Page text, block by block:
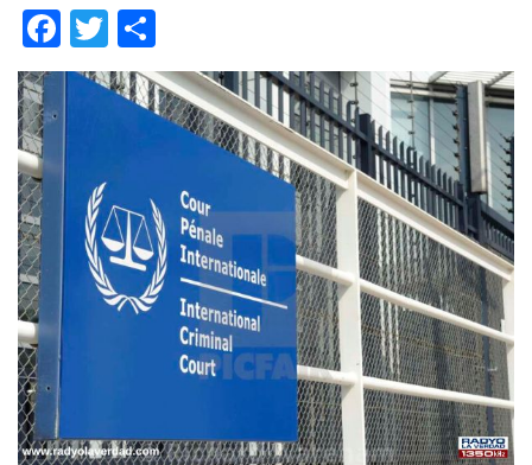
Facebook
Twitter